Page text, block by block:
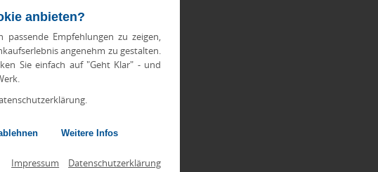
anbieten?
Empfehlungen zu zeigen,
angenehm zu gestalten.
Sie einfach auf "Geht Klar" - und
Weitere Infos
Impressum Datenschutzerklärung